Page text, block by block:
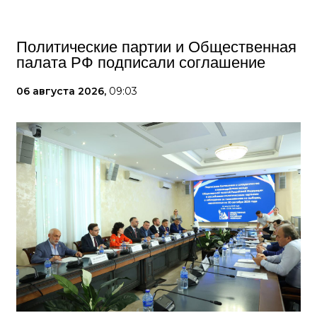
Политические партии и Общественная
палата РФ подписали соглашение
06 августа 2026, 09:03